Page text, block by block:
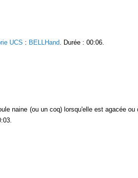
UCS : BELLHand . Durée : 00:06.
naine (ou un coq) lorsqu'elle est agacée